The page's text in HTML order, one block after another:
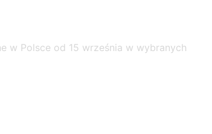
w Polsce od 15 września w wybranych